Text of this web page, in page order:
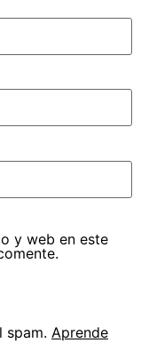
y web en este
spam. Aprende